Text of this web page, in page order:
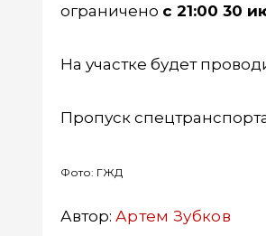
ограничено с 21:00 30
На участке будет
Пропуск
Фото: ГЖД
Автор: Артем Зубков